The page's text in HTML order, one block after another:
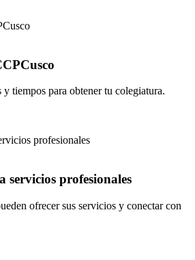
y tiempos para obtener tu colegiatura.
servicios profesionales
ofrecer sus servicios y conectar con